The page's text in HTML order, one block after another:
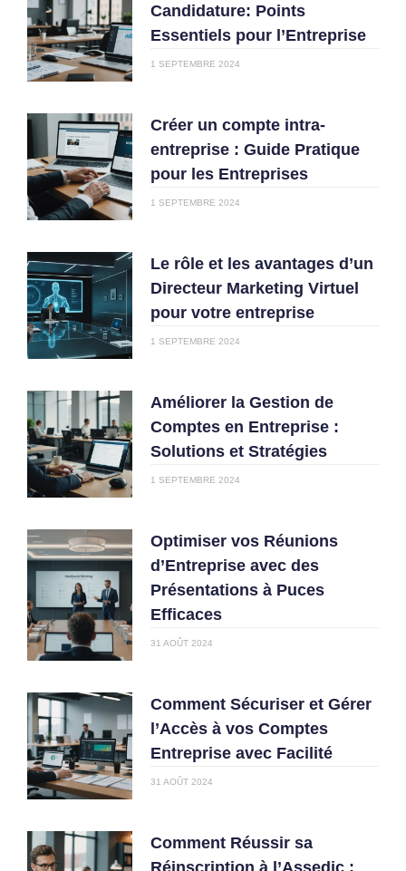
Candidature: Points
Essentiels pour l’Entreprise
1 SEPTEMBRE 2024
Créer un compte intra-
entreprise : Guide Pratique
pour les Entreprises
1 SEPTEMBRE 2024
Le rôle et les avantages d’un
Directeur Marketing Virtuel
pour votre entreprise
1 SEPTEMBRE 2024
Améliorer la Gestion de
Comptes en Entreprise :
Solutions et Stratégies
1 SEPTEMBRE 2024
Optimiser vos Réunions
d’Entreprise avec des
Présentations à Puces
Efficaces
31 AOÛT 2024
Comment Sécuriser et Gérer
l’Accès à vos Comptes
Entreprise avec Facilité
31 AOÛT 2024
Comment Réussir sa
Réinscription à l’Assedic :